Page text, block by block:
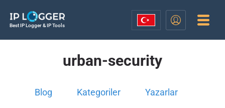
Best IP Logger & IP Tools
urban-security
Blog Kategoriler Yazarlar